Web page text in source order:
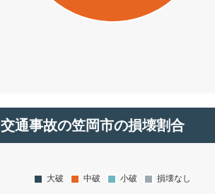
交通事故の笠岡市の損壊割合